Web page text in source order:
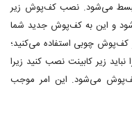
می‌شود. نصب کف‌پوش زیر
و این به کف‌پوش جدید شما
چوبی استفاده می‌کنید؛
زیر کابینت نصب کنید زیرا
کف‌پوش می‌شود. این امر موجب